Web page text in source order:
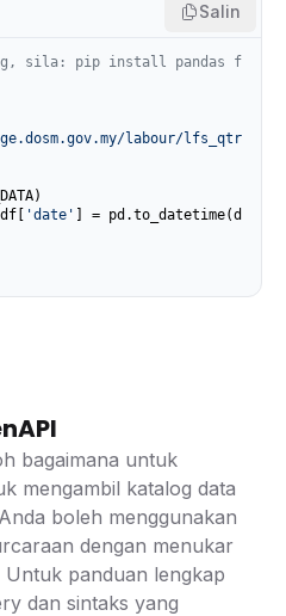
Salin
sila: pip install pandas f
labour/lfs_qtr
'date'
] = pd.to_datetime(d
bagaimana untuk
mengambil katalog data
boleh menggunakan
dengan menukar
panduan lengkap
dan sintaks yang